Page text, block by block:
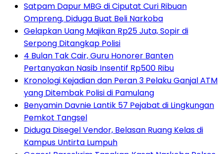
Satpam Dapur MBG di Ciputat Curi Ribuan
Ompreng, Diduga Buat Beli Narkoba
Gelapkan Uang Majikan Rp25 Juta, Sopir di
Serpong Ditangkap Polisi
4 Bulan Tak Cair, Guru Honorer Banten
Pertanyakan Nasib Insentif Rp500 Ribu
Kronologi Kejadian dan Peran 3 Pelaku Ganjal ATM
yang Ditembak Polisi di Pamulang
Benyamin Davnie Lantik 57 Pejabat di Lingkungan
Pemkot Tangsel
Diduga Disegel Vendor, Belasan Ruang Kelas di
Kampus Untirta Lumpuh